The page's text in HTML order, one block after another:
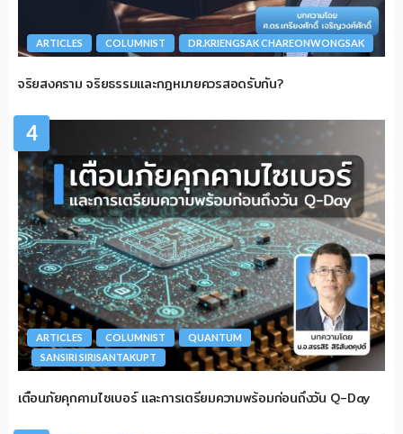
ARTICLES COLUMNIST DR.KRIENGSAK CHAREONWONGSAK
จริยสงคราม จริยธรรมและกฎหมายควรสอดรับกัน?
4
ARTICLES COLUMNIST
QUANTUM
SANSIRI SIRISANTAKUPT
เตือนภัยคุกคามไซเบอร์ และการเตรียมความพร้อมก่อนถึงวัน Q-Day